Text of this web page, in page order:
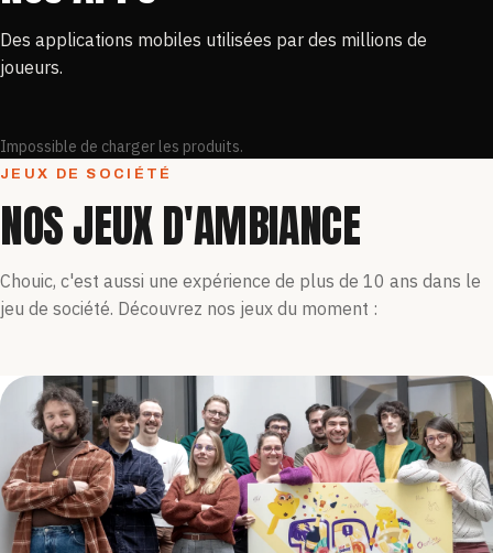
Des applications mobiles utilisées par des millions de
joueurs.
Impossible de charger les produits.
JEUX DE SOCIÉTÉ
NOS JEUX D'AMBIANCE
Chouic, c'est aussi une expérience de plus de 10 ans dans le
jeu de société. Découvrez nos jeux du moment :